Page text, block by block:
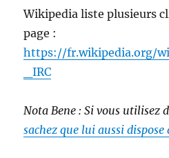
Wikipedia liste plusieurs
page :
https://fr.wikipedia.org/
_IRC
Nota Bene : Si vous utilisez
sachez que lui aussi dispose